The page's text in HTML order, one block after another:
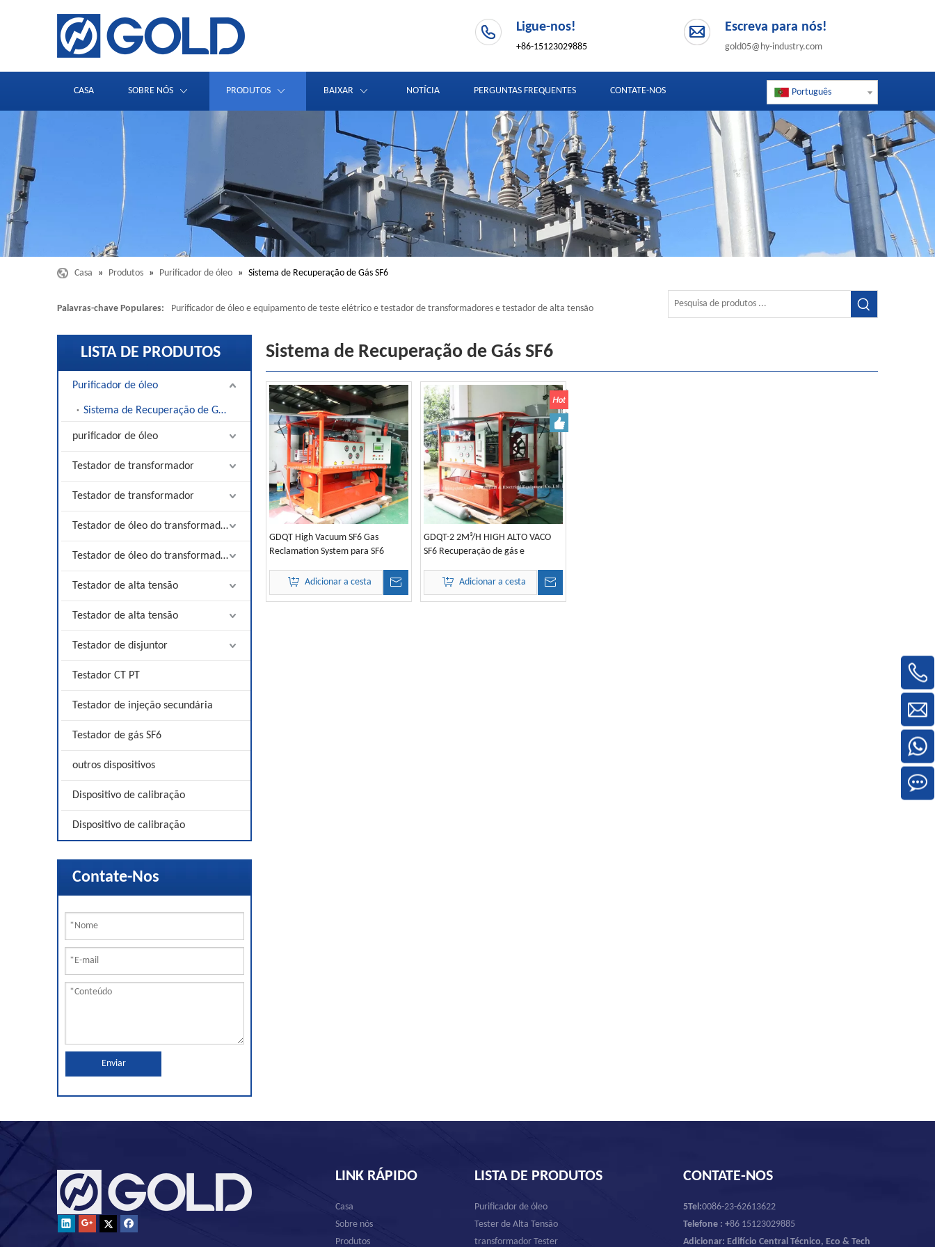
Ligue-nos!
+86-15123029885
Escreva para nós!
gold05@hy-industry.com
CASA SOBRE NÓS PRODUTOS BAIXAR NOTÍCIA PERGUNTAS FREQUENTES CONTATE-NOS Português
Casa » Produtos » Purificador de óleo » Sistema de Recuperação de Gás SF6
Palavras-chave Populares: Purificador de óleo e equipamento de teste elétrico e testador de transformadores e testador de alta tensão
LISTA DE PRODUTOS
Purificador de óleo
Sistema de Recuperação de Gás SF6
purificador de óleo
Testador de transformador
Testador de transformador
Testador de óleo do transformador
Testador de óleo do transformador
Testador de alta tensão
Testador de alta tensão
Testador de disjuntor
Testador CT PT
Testador de injeção secundária
Testador de gás SF6
outros dispositivos
Dispositivo de calibração
Dispositivo de calibração
Contate-Nos
Enviar
Sistema de Recuperação de Gás SF6
GDQT High Vacuum SF6 Gas
Reclamation System para SF6
Adicionar a cesta
GDQT-2 2M³/H HIGH ALTO VACO
SF6 Recuperação de gás e
do disjuntor SF6Adicionar a cesta
LINK RÁPIDO
Casa
Sobre nós
Produtos
LISTA DE PRODUTOS
Purificador de óleo
Tester de Alta Tensão
transformador Tester
CONTATE-NOS
5Tel:0086-23-62613622
Telefone : +86 15123029885
Adicionar: Edifício Central Técnico, Eco & Tech